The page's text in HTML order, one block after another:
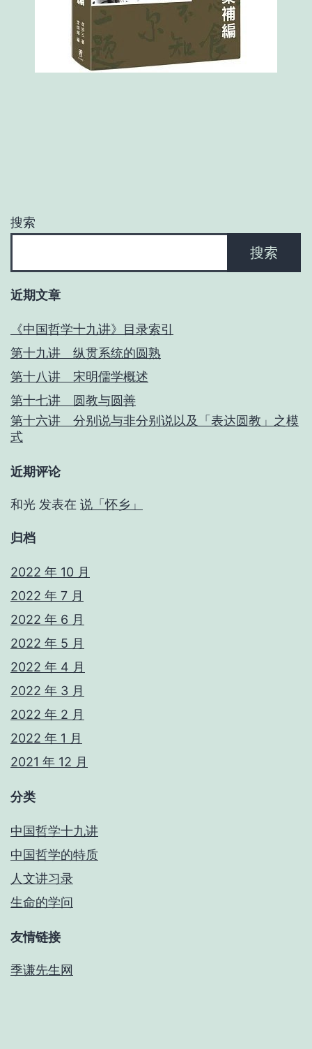
搜索
搜索
近期文章
《中国哲学十九讲》目录索引
第十九讲 纵贯系统的圆熟
第十八讲 宋明儒学概述
第十七讲 圆教与圆善
第十六讲 分别说与非分别说以及「表达圆教」之模
式
近期评论
和光 发表在 说「怀乡」
归档
2022 年 10 月
2022 年 7 月
2022 年 6 月
2022 年 5 月
2022 年 4 月
2022 年 3 月
2022 年 2 月
2022 年 1 月
2021 年 12 月
分类
中国哲学十九讲
中国哲学的特质
人文讲习录
生命的学问
友情链接
季谦先生网